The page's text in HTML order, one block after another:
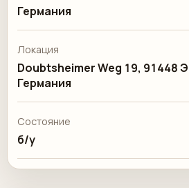
Германия
Локация
Doubtsheimer Weg 19, 91448
Германия
Состояние
б/у